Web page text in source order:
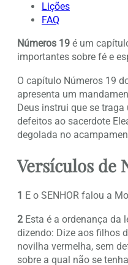
Lições
FAQ
Números 19 é um
importantes sobre fé e
O capítulo Números 19
apresenta um
Deus instrui que se
defeitos ao sacerdote
degolada no
Versículos de
1 E o SENHOR falou a
2 Esta é a ordenança da
dizendo: Dize aos filhos
novilha vermelha, sem
sobre a qual não se